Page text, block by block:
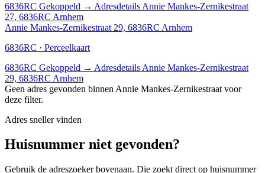
6836RC Gekoppeld → Adresdetails Annie Mankes-Zernikestraat
27, 6836RC Arnhem
Annie Mankes-Zernikestraat 29, 6836RC Arnhem
6836RC · Perceelkaart
6836RC Gekoppeld → Adresdetails Annie Mankes-Zernikestraat
29, 6836RC Arnhem
Geen adres gevonden binnen Annie Mankes-Zernikestraat voor
deze filter.
Adres sneller vinden
Huisnummer niet gevonden?
Gebruik de adreszoeker bovenaan. Die zoekt direct op huisnummer